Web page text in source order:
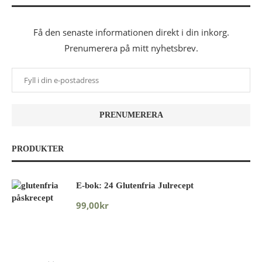
Få den senaste informationen direkt i din inkorg.
Prenumerera på mitt nyhetsbrev.
PRODUKTER
E-bok: 24 Glutenfria Julrecept
99,00kr